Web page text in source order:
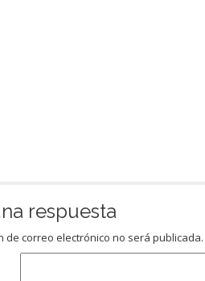
respuesta
de correo electrónico no será publicada.